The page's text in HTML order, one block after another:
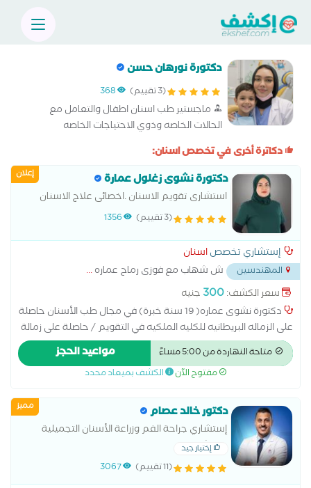
دكتورة نورهان حسن
(3 تقييم) 368
ماجستير طب اسنان اطفال والتعامل مع
الحالات الخاصه وذوي الاحتياجات الخاصه
دكاترة أخرى في تخصص اسنان:
إعلان دكتورة نشوى زغلول عمارة
استشارى تقويم الاسنان .اخصائى علاج الاسنان
بالليزر .اخصائى زراعه
(3 تقييم) 1356
إستشاري تخصصاسنان
المهندسين ش شهاب مع فوزى رماح عماره...
سعر الكشف:300 جنيه
دكتورة نشوى عماره( 19 سنة خبرة) في مجال طب الأسنان حاصلة
على الزماله البريطانيه للكليه الملكيه في التقويم / حاصلة على زمالة
ليز/ وطبيب مقيم فى الزماله البريطانيه لزراعه الاسنان .أكثر من 1000
حاله تقويم * أكثر من 80 زرعه * بالإضافة إلى ممارسه باقى فروع طب
الاسنان منذ 2007. المركز مجهز بأحدث الأجهزة * اشعه *اسكانر
وقت لطيف أثناء العمل *فرع فى طنطا وفرع فى المهندسين .
متاحة النهاردة من 5:00 مساءً مواعيد الحجز
مفتوح الآن الكشف بميعاد محدد
مميز دكتور خالد عصام
إستشاري جراحة الفم وزراعة الأسنان التجميلية
والحشوات التجميلية والعصب والتركيبات الثابتة
والمتحركة
إختيار جيد
(11 تقييم) 3067